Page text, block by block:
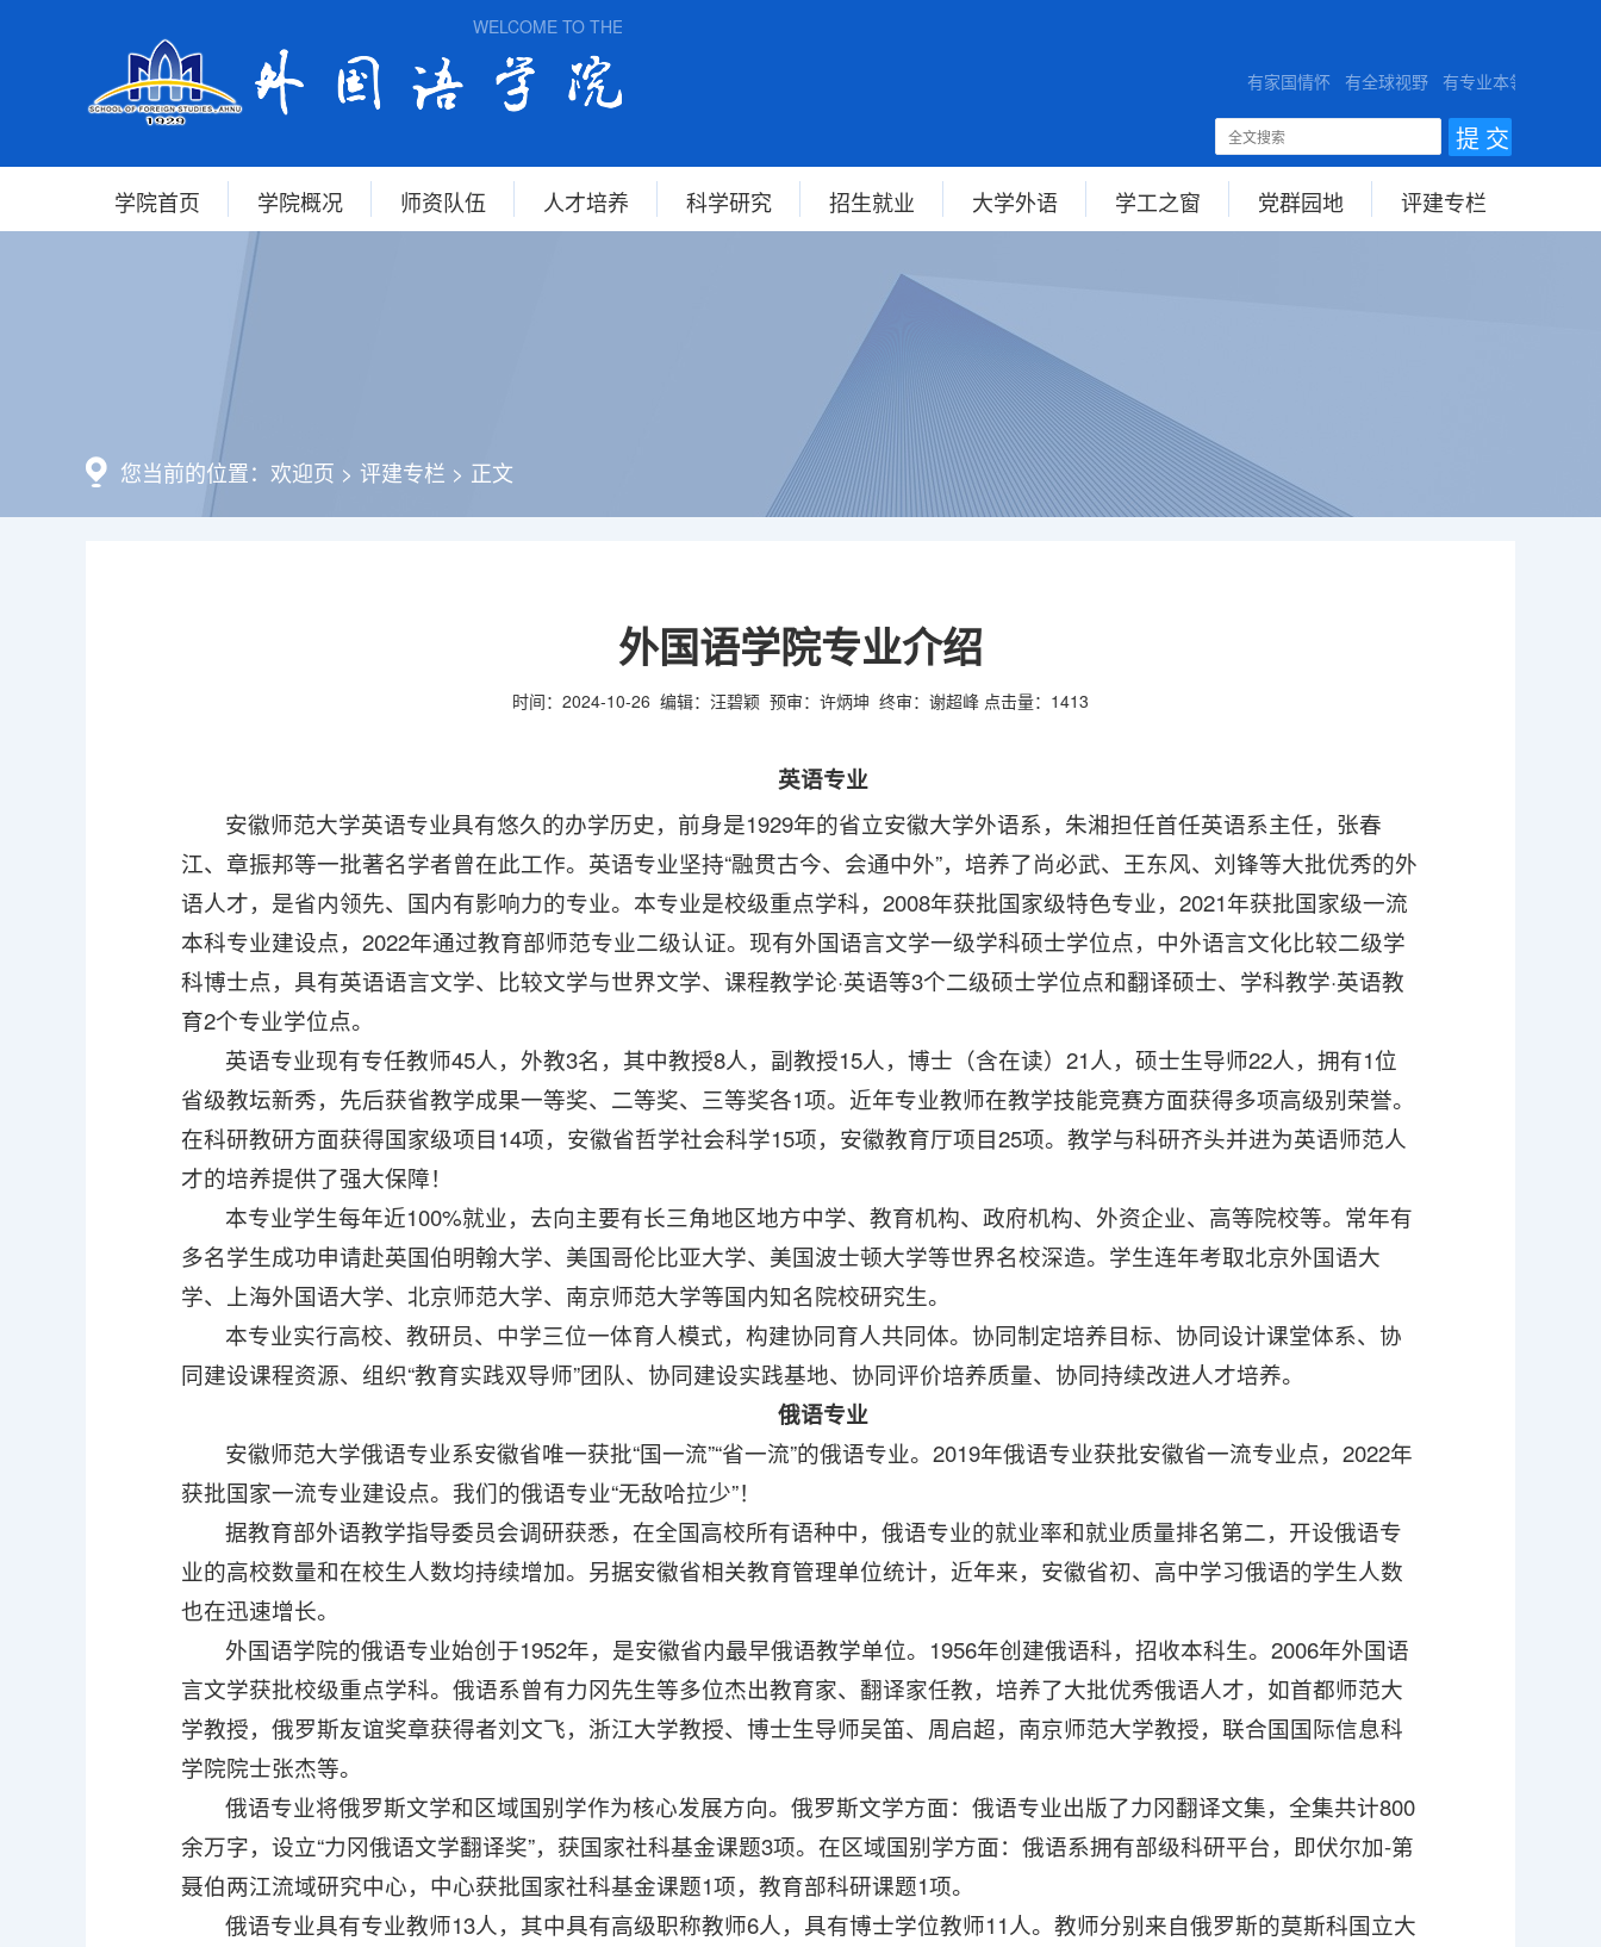
WELCOME TO THE SCHOOL OF FOREIGN STUDIES, ANHUI NORMAL UNIVERSITY
有家国情怀 有全球视野 有专业本领
学院首页 学院概况 师资队伍 人才培养 科学研究 招生就业 大学外语 学工之窗 党群园地 评建专栏
您当前的位置： 欢迎页 > 评建专栏 > 正文
外国语学院专业介绍
时间：2024-10-26 编辑：汪碧颖 预审：许炳坤 终审：谢超峰 点击量： 1413
英语专业
安徽师范大学英语专业具有悠久的办学历史，前身是1929年的省立安徽大学外语系，朱湘担任首任英语系主任，张春
江、章振邦等一批著名学者曾在此工作。英语专业坚持“融贯古今、会通中外”，培养了尚必武、王东风、刘锋等大批优秀的外
语人才，是省内领先、国内有影响力的专业。本专业是校级重点学科，2008年获批国家级特色专业，2021年获批国家级一流
本科专业建设点，2022年通过教育部师范专业二级认证。现有外国语言文学一级学科硕士学位点，中外语言文化比较二级学
科博士点，具有英语语言文学、比较文学与世界文学、课程教学论·英语等3个二级硕士学位点和翻译硕士、学科教学·英语教
育2个专业学位点。
英语专业现有专任教师45人，外教3名，其中教授8人，副教授15人，博士（含在读）21人，硕士生导师22人，拥有1位
省级教坛新秀，先后获省教学成果一等奖、二等奖、三等奖各1项。近年专业教师在教学技能竞赛方面获得多项高级别荣誉。
在科研教研方面获得国家级项目14项，安徽省哲学社会科学15项，安徽教育厅项目25项。教学与科研齐头并进为英语师范人
才的培养提供了强大保障！
本专业学生每年近100%就业，去向主要有长三角地区地方中学、教育机构、政府机构、外资企业、高等院校等。常年有
多名学生成功申请赴英国伯明翰大学、美国哥伦比亚大学、美国波士顿大学等世界名校深造。学生连年考取北京外国语大
学、上海外国语大学、北京师范大学、南京师范大学等国内知名院校研究生。
本专业实行高校、教研员、中学三位一体育人模式，构建协同育人共同体。协同制定培养目标、协同设计课堂体系、协
同建设课程资源、组织“教育实践双导师”团队、协同建设实践基地、协同评价培养质量、协同持续改进人才培养。
俄语专业
安徽师范大学俄语专业系安徽省唯一获批“国一流”“省一流”的俄语专业。2019年俄语专业获批安徽省一流专业点，2022年
获批国家一流专业建设点。我们的俄语专业“无敌哈拉少”！
据教育部外语教学指导委员会调研获悉，在全国高校所有语种中，俄语专业的就业率和就业质量排名第二，开设俄语专
业的高校数量和在校生人数均持续增加。另据安徽省相关教育管理单位统计，近年来，安徽省初、高中学习俄语的学生人数
也在迅速增长。
外国语学院的俄语专业始创于1952年，是安徽省内最早俄语教学单位。1956年创建俄语科，招收本科生。2006年外国语
言文学获批校级重点学科。俄语系曾有力冈先生等多位杰出教育家、翻译家任教，培养了大批优秀俄语人才，如首都师范大
学教授，俄罗斯友谊奖章获得者刘文飞，浙江大学教授、博士生导师吴笛、周启超，南京师范大学教授，联合国国际信息科
学院院士张杰等。
俄语专业将俄罗斯文学和区域国别学作为核心发展方向。俄罗斯文学方面：俄语专业出版了力冈翻译文集，全集共计800
余万字，设立“力冈俄语文学翻译奖”，获国家社科基金课题3项。在区域国别学方面：俄语系拥有部级科研平台，即伏尔加-第
聂伯两江流域研究中心，中心获批国家社科基金课题1项，教育部科研课题1项。
俄语专业具有专业教师13人，其中具有高级职称教师6人，具有博士学位教师11人。教师分别来自俄罗斯的莫斯科国立大